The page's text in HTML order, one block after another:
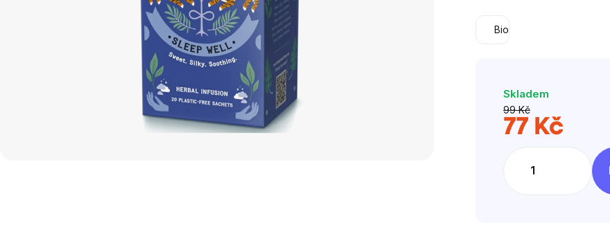
Bio
Skladem
99 Kč
77 Kč